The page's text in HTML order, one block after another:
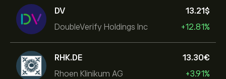
DV
DoubleVerify Holdings Inc
13.21‎$‎
+12.81%
RHK.DE
Rhoen Klinikum AG
13.30‎€‎
+3.91%